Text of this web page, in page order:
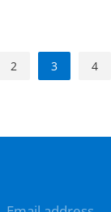
2 3 4